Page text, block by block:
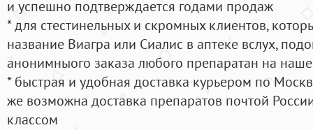
и успешно подтверждается годами продаж
* для стестинельных и скромных клиентов,
название Виагра или Сиалис в аптеке вслух,
анонимныого заказа любого препаратан на
* быстрая и удобная доставка курьером по
же возможна доставка препаратов почтой
классом